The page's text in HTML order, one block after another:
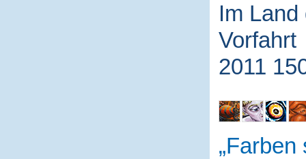
Im
Vorfahrt
2011
Farben